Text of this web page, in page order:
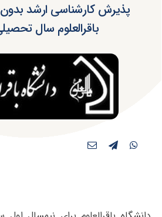
پذیرش کارشناسی ارشد
باقرالعلوم سال تحصیلی